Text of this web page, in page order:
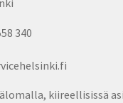
340
kiireellisissä